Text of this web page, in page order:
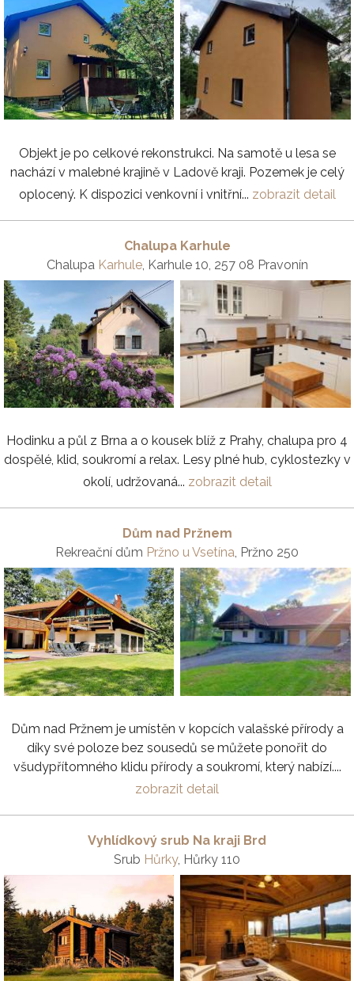
Objekt je po celkové rekonstrukci. Na samotě u lesa se
nachází v malebné krajině v Ladově kraji. Pozemek je celý
oplocený. K dispozici venkovní i vnitřní... zobrazit detail
Chalupa Karhule
Chalupa Karhule, Karhule 10, 257 08 Pravonín
Hodinku a půl z Brna a o kousek blíž z Prahy, chalupa pro 4
dospělé, klid, soukromí a relax. Lesy plné hub, cyklostezky v
okolí, udržovaná... zobrazit detail
Dům nad Pržnem
Rekreační dům Pržno u Vsetína, Pržno 250
Dům nad Pržnem je umístěn v kopcích valašské přírody a
díky své poloze bez sousedů se můžete ponořit do
všudypřítomného klidu přírody a soukromí, který nabízí....
zobrazit detail
Vyhlídkový srub Na kraji Brd
Srub Hůrky, Hůrky 110